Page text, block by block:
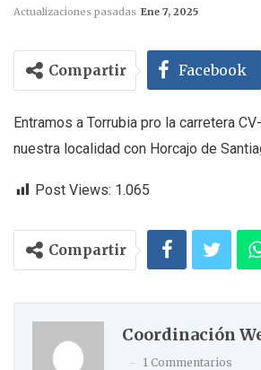
Actualizaciones pasadas Ene 7, 2025
Compartir Facebook
Entramos a Torrubia pro la carretera
nuestra localidad con Horcajo de
Post Views: 1.065
Compartir
Coordinación
1 Commentarios